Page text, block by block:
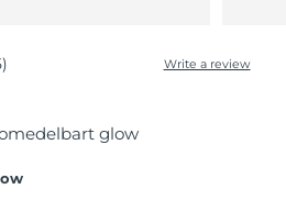
Write a review
glow